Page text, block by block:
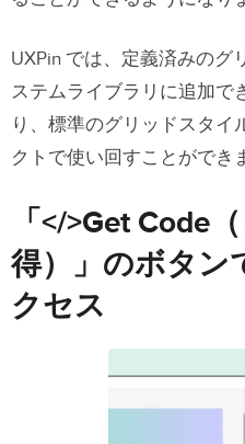
UXPin では、定義済みのグ
ステムライブラリに追加で
り、標準のグリッドスタイ
クトで使い回すことができ
「</>Get Code
得）」のボタン
クセス